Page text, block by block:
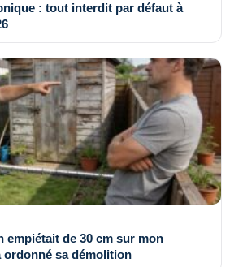
: tout interdit par défaut à
empiétait de 30 cm sur mon
ordonné sa démolition